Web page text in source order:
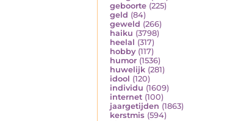
geboorte (225)
geld (84)
geweld (266)
haiku (3798)
heelal (317)
hobby (117)
humor (1536)
huwelijk (281)
idool (120)
individu (1609)
internet (100)
jaargetijden (1863)
kerstmis (594)